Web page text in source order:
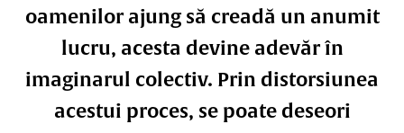
oamenilor ajung să creadă un anumit
lucru, acesta devine adevăr în
imaginarul colectiv. Prin distorsiunea
acestui proces, se poate deseori